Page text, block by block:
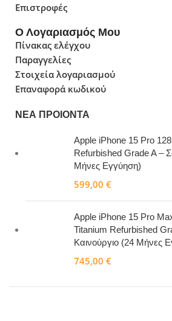
Επιστροφές
Ο Λογαριασμός Μου
Πίνακας ελέγχου
Παραγγελίες
Στοιχεία λογαριασμού
Επαναφορά κωδικού
ΝΕΑ ΠΡΟΙΟΝΤΑ
Apple iPhone 15 Pro
Refurbished Grade A –
Μήνες Εγγύηση)
599,00 €
Apple iPhone 15 Pro
Titanium Refurbished
Καινούργιο (24 Μήνες
745,00 €